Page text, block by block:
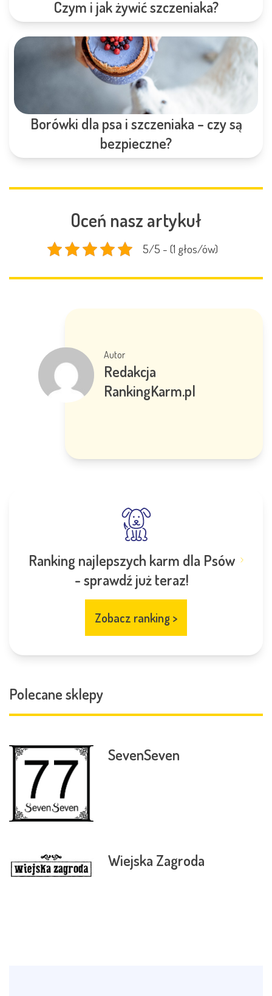
Czym i jak żywić szczeniaka?
Borówki dla psa i szczeniaka – czy są
bezpieczne?
Oceń nasz artykuł
5/5 - (1 głos/ów)
Autor
Redakcja
RankingKarm.pl
Ranking najlepszych karm dla Psów
- sprawdź już teraz!
Zobacz ranking >
Polecane sklepy
SevenSeven
Wiejska Zagroda